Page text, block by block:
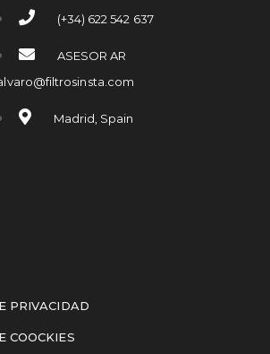
(+34) 622 542 637
ASESOR AR
Madrid, Spain
PRIVACIDAD
COOCKIES